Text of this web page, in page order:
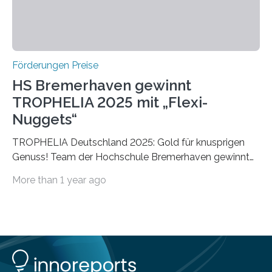
Förderungen Preise
HS Bremerhaven gewinnt
TROPHELIA 2025 mit „Flexi-
Nuggets“
TROPHELIA Deutschland 2025: Gold für knusprigen
Genuss! Team der Hochschule Bremerhaven gewinnt
ECOTROPHELIAMit der Produktidee “Flexi-Nuggets”
Studierende der Lebensmittelwissenschaften und
wurde zum 16. Mal durch den Forschungskreis der
More than 1 year ago